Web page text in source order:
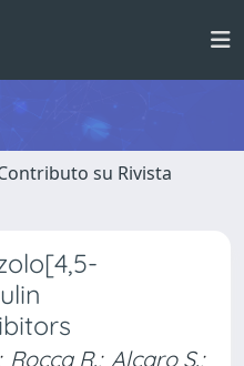
su Rivista
Rocca R.; Alcaro S.;